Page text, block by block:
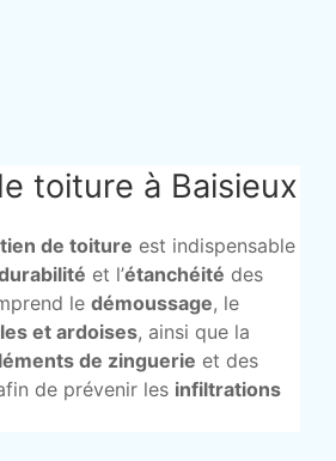
toiture à Baisieux
de toiture est indispensable
et l’étanchéité des
le démoussage, le
et ardoises, ainsi que la
de zinguerie et des
de prévenir les infiltrations